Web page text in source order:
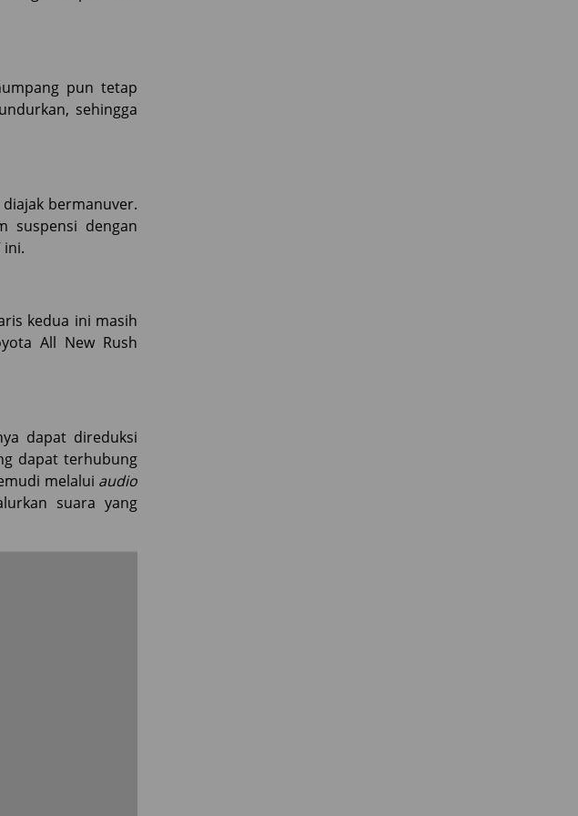
pun tetap
sehingga
bermanuver.
suspensi dengan
ini.
kedua ini masih
All New Rush
dapat direduksi
dapat terhubung
melalui audio
suara yang